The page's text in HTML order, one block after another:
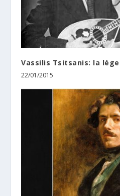
Vassilis Tsitsanis: la
22/01/2015